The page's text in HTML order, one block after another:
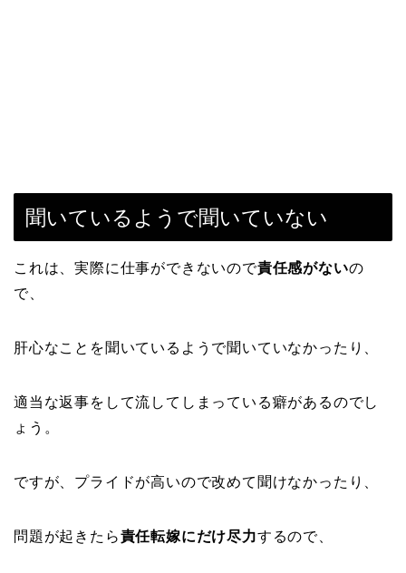
聞いているようで聞いていない
これは、実際に仕事ができないので責任感がないの
で、
肝心なことを聞いているようで聞いていなかったり、
適当な返事をして流してしまっている癖があるのでし
ょう。
ですが、プライドが高いので改めて聞けなかったり、
問題が起きたら責任転嫁にだけ尽力するので、